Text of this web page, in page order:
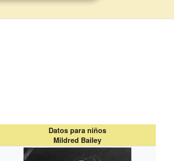
Datos para niños
Mildred Bailey